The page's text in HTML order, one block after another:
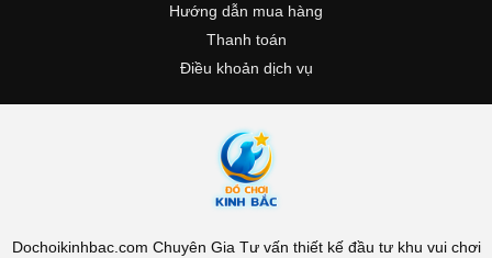
Hướng dẫn mua hàng
Thanh toán
Điều khoản dịch vụ
Dochoikinhbac.com Chuyên Gia Tư vấn thiết kế đầu tư khu vui chơi